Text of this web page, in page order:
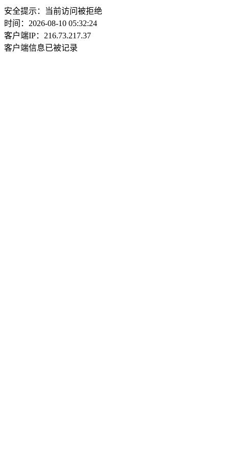
安全提示：当前访问被拒绝
时间：2026-08-10 05:32:24
客户端IP：216.73.217.37
客户端信息已被记录